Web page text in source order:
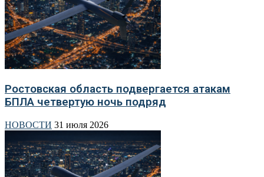
Ростовская область подвергается атакам
БПЛА четвертую ночь подряд
НОВОСТИ 31 июля 2026